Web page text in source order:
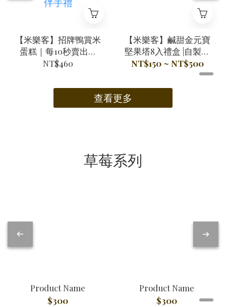
【米樂客】招牌鴨賞米
蛋糕｜每10秒賣出一
條/小明星大跟班推薦/
客推薦/宜蘭人氣團購
NT$460
【米樂客】鹹甜金元寶
堅果塔8入禮盒 |自製酥
脆米塔皮Ｘ100%天然
NT$150 ~ NT$500
查看更多
草莓系列
Product Name
$300
Product Name
$300